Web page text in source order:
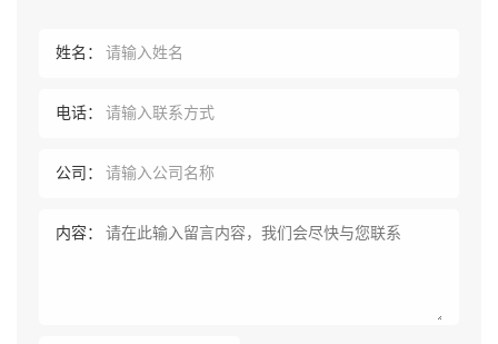
姓名：
电话：
公司：
内容：